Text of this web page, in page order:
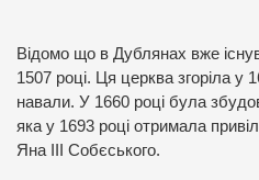
Відомо що в Дублянах вже
1507 році. Ця церква згоріла у
навали. У 1660 році була
яка у 1693 році отримала
Яна ІІІ Собєського.